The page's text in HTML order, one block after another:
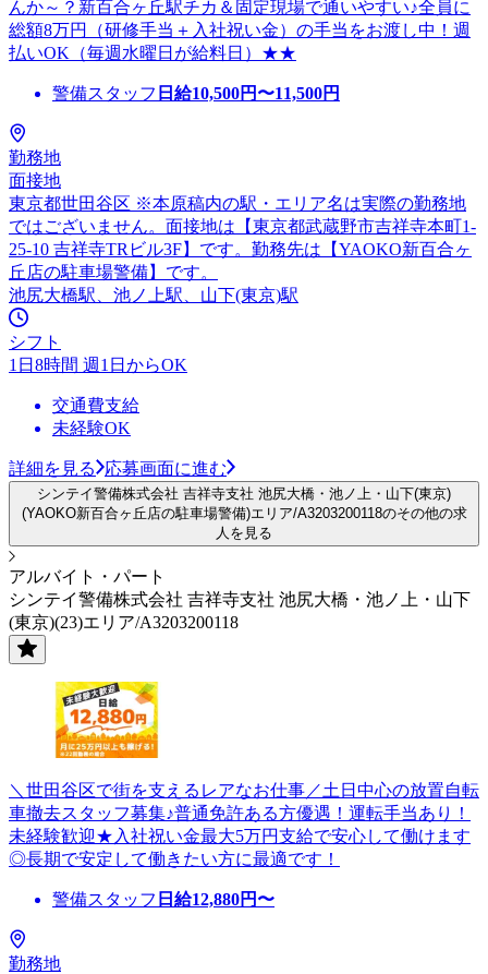
んか～？新百合ヶ丘駅チカ＆固定現場で通いやすい♪全員に
総額8万円（研修手当＋入社祝い金）の手当をお渡し中！週
払いOK（毎週水曜日が給料日）★★
警備スタッフ 日給10,500円〜11,500円
勤務地
面接地
東京都世田谷区 ※本原稿内の駅・エリア名は実際の勤務地
ではございません。面接地は【東京都武蔵野市吉祥寺本町1-
25-10 吉祥寺TRビル3F】です。勤務先は【YAOKO新百合ヶ
丘店の駐車場警備】です。
池尻大橋駅、池ノ上駅、山下(東京)駅
シフト
1日8時間 週1日からOK
交通費支給
未経験OK
詳細を見る 応募画面に進む
シンテイ警備株式会社 吉祥寺支社 池尻大橋・池ノ上・山下(東京)
(YAOKO新百合ヶ丘店の駐車場警備)エリア/A3203200118のその他の求
人を見る
アルバイト・パート
シンテイ警備株式会社 吉祥寺支社 池尻大橋・池ノ上・山下
(東京)(23)エリア/A3203200118
＼世田谷区で街を支えるレアなお仕事／土日中心の放置自転
車撤去スタッフ募集♪普通免許ある方優遇！運転手当あり！
未経験歓迎★入社祝い金最大5万円支給で安心して働けます
◎長期で安定して働きたい方に最適です！
警備スタッフ 日給12,880円〜
勤務地